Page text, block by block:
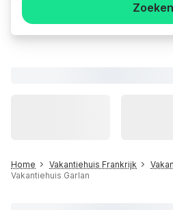
Zoeken
Home Vakantiehuis Frankrijk
Vakantiehuis Garlan